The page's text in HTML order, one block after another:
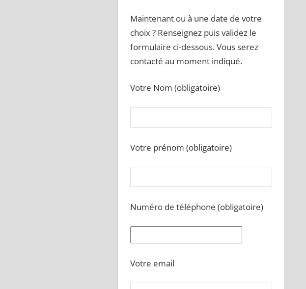
Maintenant ou à une date de votre
choix ? Renseignez puis validez le
formulaire ci-dessous. Vous serez
contacté au moment indiqué.
Votre Nom (obligatoire)
Votre prénom (obligatoire)
Numéro de téléphone (obligatoire)
Votre email